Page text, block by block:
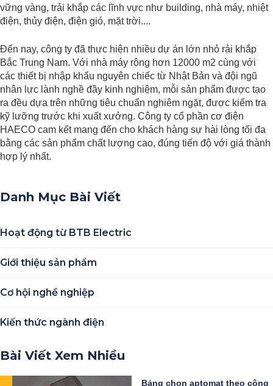
vững vàng, trải khắp các lĩnh vực như building, nhà máy, nhiệt
điện, thủy điện, điện gió, mặt trời....
Đến nay, công ty đã thực hiện nhiều dự án lớn nhỏ rải khắp
Bắc Trung Nam. Với nhà máy rộng hơn 12000 m2 cùng với
các thiết bị nhập khẩu nguyên chiếc từ Nhật Bản và đội ngũ
nhân lực lành nghề đầy kinh nghiệm, mỗi sản phẩm được tạo
ra đều dựa trên những tiêu chuẩn nghiêm ngặt, được kiểm tra
kỹ lưỡng trước khi xuất xưởng. Công ty cổ phần cơ điện
HAECO cam kết mang đến cho khách hàng sự hài lòng tối đa
bằng các sản phẩm chất lượng cao, đúng tiến độ với giá thành
hợp lý nhất.
Danh Mục Bài Viết
Hoạt động từ BTB Electric
Giới thiệu sản phẩm
Cơ hội nghề nghiệp
Kiến thức ngành điện
Bài Viết Xem Nhiều
Bảng chọn aptomat theo công